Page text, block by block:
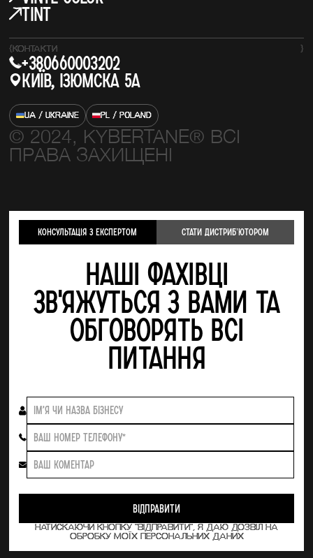
Tint
{ КОНТАКТИ }
+380660003202
Київ, Ізюмска 5а
UA / UKRAINE PL / POLAND
© 2024, KYBERTANE® ВСІ
ПРАВА ЗАХИЩЕНІ
Консультація з експертом стати Дистрибʼютором
Наші фахівці
зв'яжуться з Вами та
обговорять всі
питання
НАТИСКАЮЧИ КНОПКУ "ВІДПРАВИТИ", Я ДАЮ ДОЗВІЛ НА
ОБРОБКУ МОЇХ ПЕРСОНАЛЬНИХ ДАНИХ